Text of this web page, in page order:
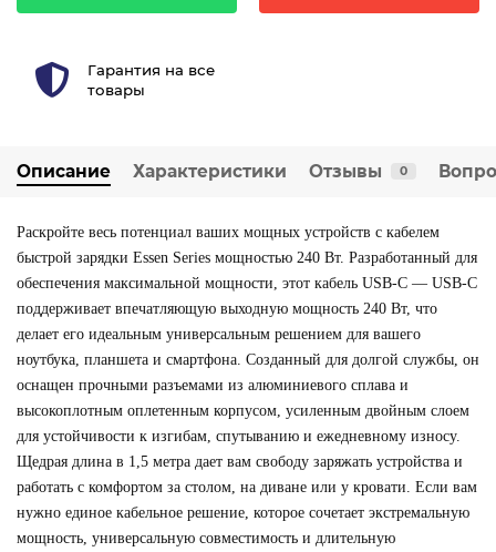
Гарантия на все
товары
Описание Характеристики Отзывы 0
Раскройте весь потенциал ваших мощных устройств с кабелем
быстрой зарядки Essen Series мощностью 240 Вт. Разработанный для
обеспечения максимальной мощности, этот кабель USB-C — USB-C
поддерживает впечатляющую выходную мощность 240 Вт, что
делает его идеальным универсальным решением для вашего
ноутбука, планшета и смартфона. Созданный для долгой службы, он
оснащен прочными разъемами из алюминиевого сплава и
высокоплотным оплетенным корпусом, усиленным двойным слоем
для устойчивости к изгибам, спутыванию и ежедневному износу.
Щедрая длина в 1,5 метра дает вам свободу заряжать устройства и
работать с комфортом за столом, на диване или у кровати. Если вам
нужно единое кабельное решение, которое сочетает экстремальную
мощность, универсальную совместимость и длительную